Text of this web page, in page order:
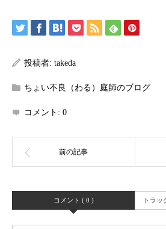
投稿者: takeda
ちょい不良（わる）庭師のブログ
コメント: 0
コメント ( 0 ) トラッ